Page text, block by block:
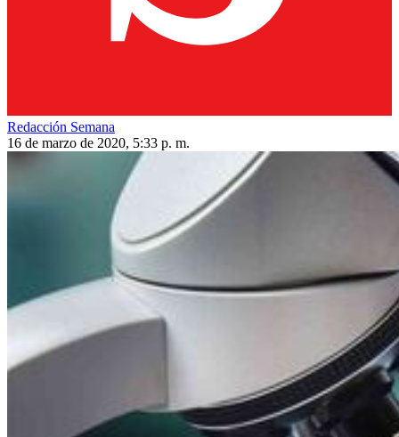
Redacción Semana
16 de marzo de 2020, 5:33 p. m.